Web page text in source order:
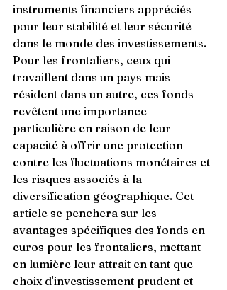
instruments financiers appréciés
pour leur stabilité et leur sécurité
dans le monde des investissements.
Pour les frontaliers, ceux qui
travaillent dans un pays mais
résident dans un autre, ces fonds
revêtent une importance
particulière en raison de leur
capacité à offrir une protection
contre les fluctuations monétaires et
les risques associés à la
diversification géographique. Cet
article se penchera sur les
avantages spécifiques des fonds en
euros pour les frontaliers, mettant
en lumière leur attrait en tant que
choix d'investissement prudent et